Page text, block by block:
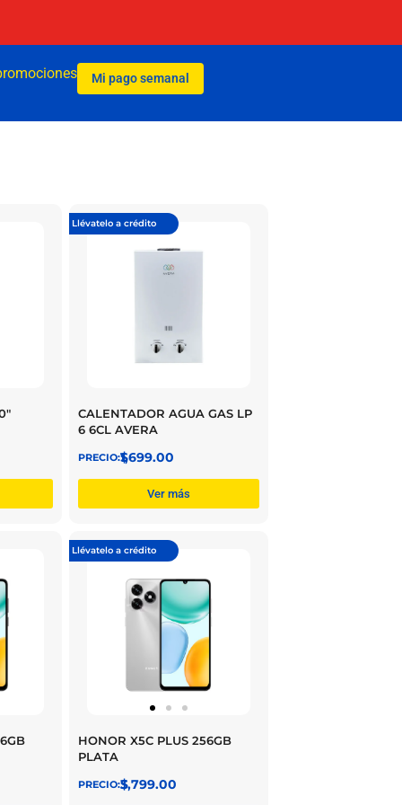
Mi pago semanal
Llévatelo a crédito
CALENTADOR AGUA GAS LP
6 6CL AVERA
$
1,699.00
Ver más
Llévatelo a crédito
HONOR X5C PLUS 256GB
PLATA
$
3,799.00